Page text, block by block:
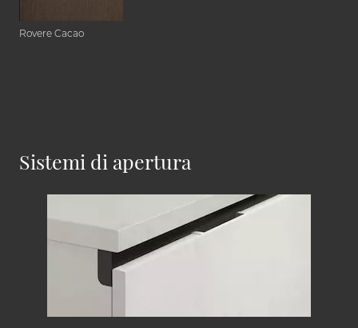
Rovere Cacao
Sistemi di apertura